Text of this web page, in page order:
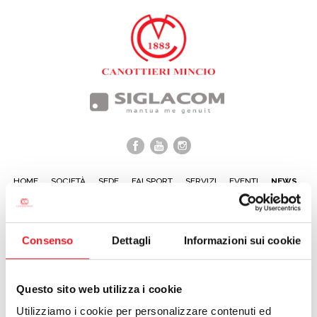
Consenso Dettagli Informazioni sui cookie
Questo sito web utilizza i cookie
Utilizziamo i cookie per personalizzare contenuti ed
HOME SOCIETÀ SEDE FAI SPORT SERVIZI EVENTI NEWS
Promemoria Pagamento
Quote
21/04/2023
Gentili Soci e Socie,